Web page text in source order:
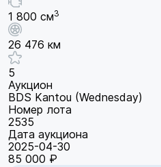
1 800 см3
26 476 км
5
Аукцион
BDS Kantou (Wednesday)
Номер лота
2535
Дата аукциона
2025-04-30
85 000 ₽